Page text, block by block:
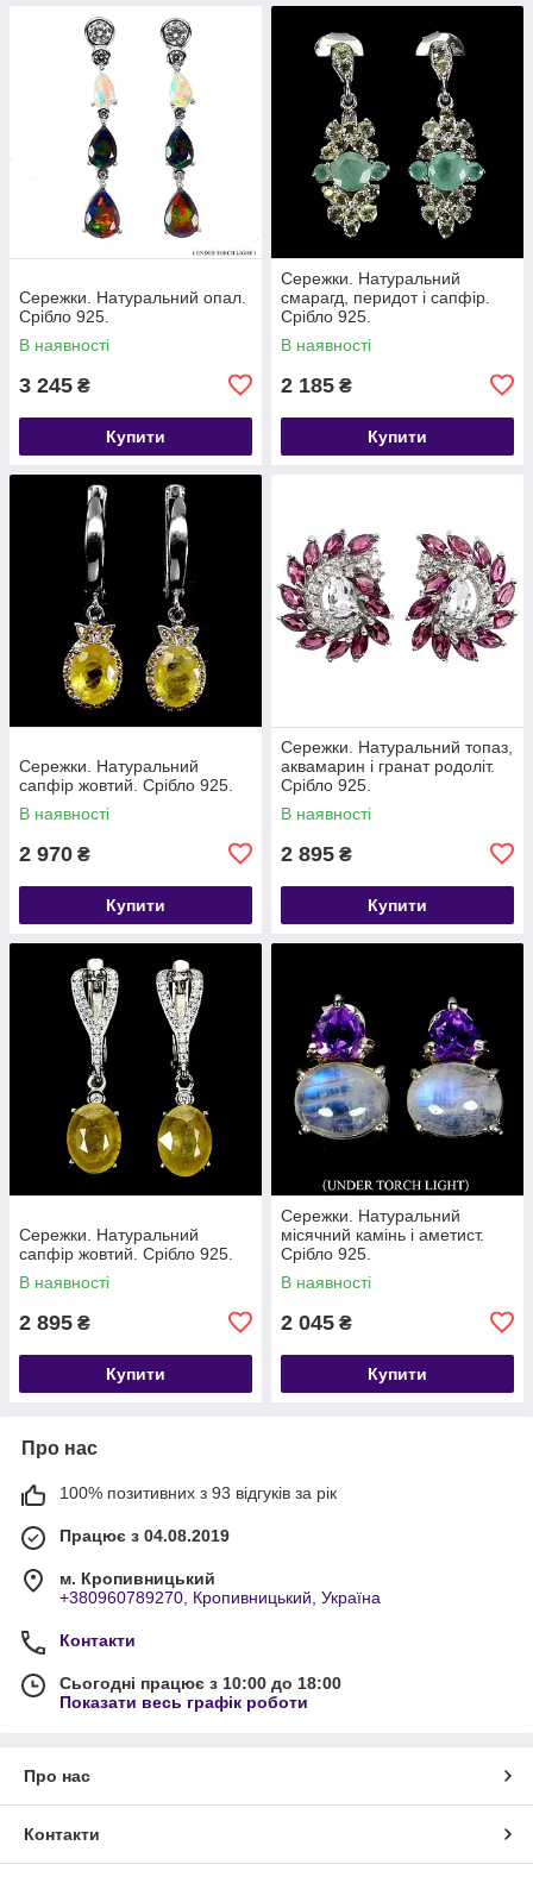
Сережки. Натуральний опал.
Срібло 925.
В наявності
3 245 ₴
Купити
Сережки. Натуральний
смарагд, перидот і сапфір.
Срібло 925.
В наявності
2 185 ₴
Купити
Сережки. Натуральний
сапфір жовтий. Срібло 925.
В наявності
2 970 ₴
Купити
Сережки. Натуральний топаз,
аквамарин і гранат родоліт.
Срібло 925.
В наявності
2 895 ₴
Купити
Сережки. Натуральний
сапфір жовтий. Срібло 925.
В наявності
2 895 ₴
Купити
Сережки. Натуральний
місячний камінь і аметист.
Срібло 925.
В наявності
2 045 ₴
Купити
Про нас
100% позитивних з 93 відгуків за рік
Працює з 04.08.2019
м. Кропивницький
+380960789270, Кропивницький, Україна
Контакти
Сьогодні працює з 10:00 до 18:00
Показати весь графік роботи
Про нас
Контакти